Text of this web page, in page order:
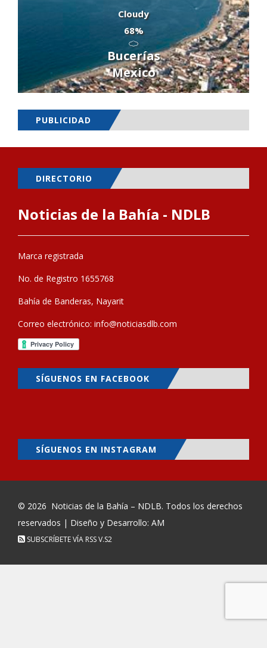
Cloudy
68%
Bucerías
Mexico
PUBLICIDAD
DIRECTORIO
Noticias de la Bahía - NDLB
Marca registrada
No. de Registro 1655768
Bahía de Banderas, Nayarit
Correo electrónico: info@noticiasdlb.com
SÍGUENOS EN FACEBOOK
SÍGUENOS EN INSTAGRAM
© 2026 Noticias de la Bahía – NDLB. Todos los derechos
reservados | Diseño y Desarrollo: AM
SUBSCRÍBETE VÍA RSSV.S2